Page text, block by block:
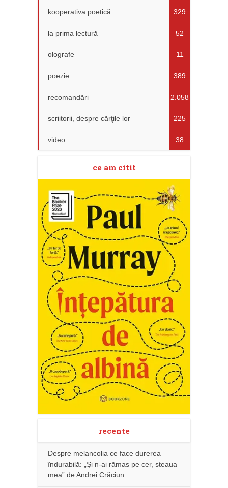
kooperativa poetică 329
la prima lectură 52
olografe 11
poezie 389
recomandări 2.058
scriitorii, despre cărţile lor 225
video 38
ce am citit
recente
Despre melancolia ce face durerea
îndurabilă: „Și n-ai rămas pe cer, steaua
mea” de Andrei Crăciun